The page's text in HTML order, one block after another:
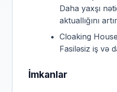
Daha yaxşı
aktuallığını
Cloaking
Fasiləsiz iş və
İmkanlar